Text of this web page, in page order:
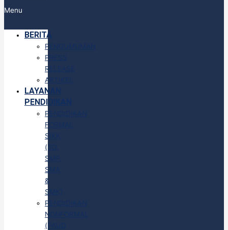
Menu
BERITA
PENGUMUMAN
PRESS
RELEASE
ARTIKEL
LAYANAN
PENDIDIKAN
PENDIDIKAN
FORMAL
SIKK
(SD,
SMP,
SMA
&
SMK)
PENDIDIKAN
NONFORMAL
(PAUD